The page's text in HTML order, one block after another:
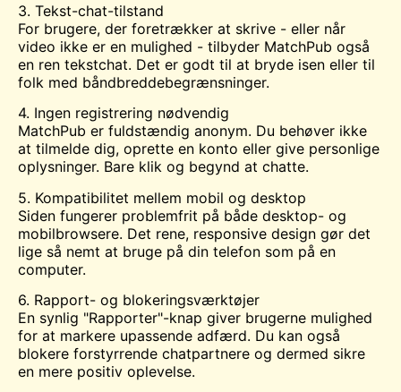
3. Tekst-chat-tilstand
For brugere, der foretrækker at skrive - eller når
video ikke er en mulighed - tilbyder MatchPub også
en ren tekstchat. Det er godt til at bryde isen eller til
folk med båndbreddebegrænsninger.
4. Ingen registrering nødvendig
MatchPub er fuldstændig anonym. Du behøver ikke
at tilmelde dig, oprette en konto eller give personlige
oplysninger. Bare klik og begynd at chatte.
5. Kompatibilitet mellem mobil og desktop
Siden fungerer problemfrit på både desktop- og
mobilbrowsere. Det rene, responsive design gør det
lige så nemt at bruge på din telefon som på en
computer.
6. Rapport- og blokeringsværktøjer
En synlig "Rapporter"-knap giver brugerne mulighed
for at markere upassende adfærd. Du kan også
blokere forstyrrende chatpartnere og dermed sikre
en mere positiv oplevelse.